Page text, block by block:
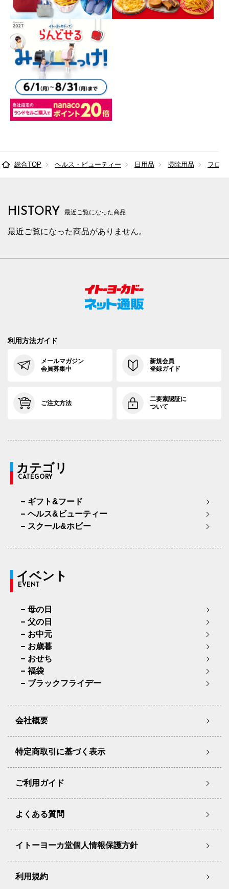
総合TOP ヘルス・ビューティー 日用品 掃除用品 フロ
HISTORY 最近ご覧になった商品
最近ご覧になった商品がありません。
利用方法ガイド
メールマガジン
会員募集中
新規会員
登録ガイド
ご注文方法
二要素認証に
ついて
カテゴリ
CATEGORY
ギフト&フード
ヘルス&ビューティー
スクール&ホビー
イベント
EVENT
母の日
父の日
お中元
お歳暮
おせち
福袋
ブラックフライデー
会社概要
特定商取引に基づく表示
ご利用ガイド
よくある質問
イトーヨーカ堂個人情報保護方針
利用規約